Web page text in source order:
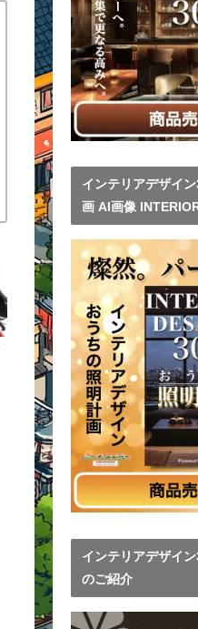
インテリアデザイ
画 AI画像
インテリアデザイ
のご紹介